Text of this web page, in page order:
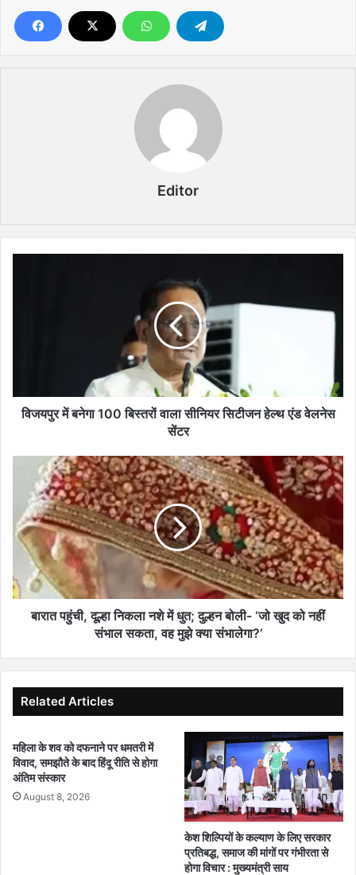
Editor
गा
ला
सी
य
र
ल्थ
वे
ल
ने
स
विजयपुर में बनेगा 100 बिस्तरों वाला सीनियर सिटीजन हेल्थ एंड वेलनेस
सेंटर
हुं
दू
ल्हा
धु
;
दु
ल्ह
न
बारात पहुंची, दूल्हा निकला नशे में धुत; दुल्हन बोली- ‘जो खुद को नहीं
संभाल सकता, वह मुझे क्या संभालेगा?’
Related Articles
महिला के शव को दफनाने पर धमतरी में
विवाद, समझौते के बाद हिंदू रीति से होगा
अंतिम संस्कार
August 8, 2026
केश शिल्पियों के कल्याण के लिए सरकार
प्रतिबद्ध, समाज की मांगों पर गंभीरता से
होगा विचार : मुख्यमंत्री साय